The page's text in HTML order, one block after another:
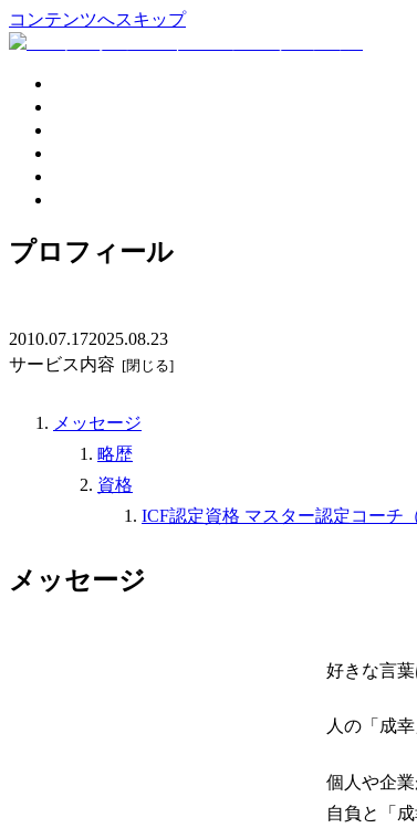
コンテンツへスキップ
プロフィール
2010.07.172025.08.23
サービス内容
メッセージ
略歴
資格
ICF認定資格 マスター認定コーチ
メッセージ
好きな言
人の「成
個人や企
自負と「